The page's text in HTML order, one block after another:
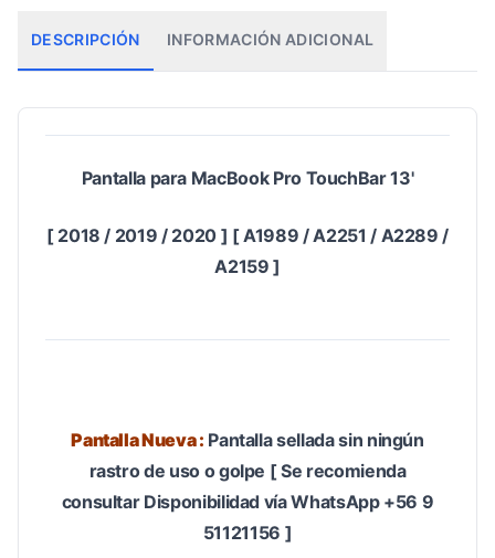
DESCRIPCIÓN INFORMACIÓN ADICIONAL
Pantalla para MacBook Pro TouchBar 13'
[ 2018 / 2019 / 2020 ] [ A1989 / A2251 / A2289 /
A2159 ]
Pantalla Nueva : Pantalla sellada sin ningún
rastro de uso o golpe [ Se recomienda
consultar Disponibilidad vía WhatsApp +56 9
51121156 ]